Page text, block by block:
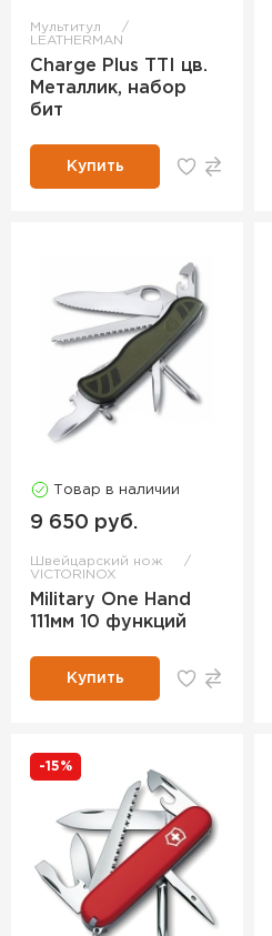
Мультитул
LEATHERMAN
Charge Plus TTI цв.
Металлик, набор
бит
Купить
Товар в наличии
9 650 руб.
Швейцарский нож
VICTORINOX
Military One Hand
111мм 10 функций
Купить
-15%